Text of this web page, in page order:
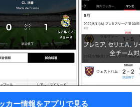
カー情報をアプリで見る